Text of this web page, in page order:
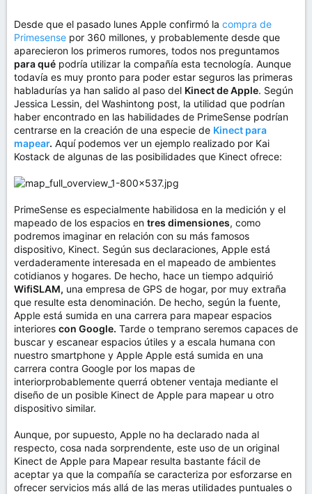
Desde que el pasado lunes Apple confirmó la compra de
Primesense por 360 millones, y probablemente desde que
aparecieron los primeros rumores, todos nos preguntamos
para qué podría utilizar la compañía esta tecnología. Aunque
todavía es muy pronto para poder estar seguros las primeras
habladurías ya han salido al paso del Kinect de Apple. Según
Jessica Lessin, del Washintong post, la utilidad que podrían
haber encontrado en las habilidades de PrimeSense podrían
centrarse en la creación de una especie de Kinect para
mapear. Aquí podemos ver un ejemplo realizado por Kai
Kostack de algunas de las posibilidades que Kinect ofrece:
PrimeSense es especialmente habilidosa en la medición y el
mapeado de los espacios en tres dimensiones, como
podremos imaginar en relación con su más famosos
dispositivo, Kinect. Según sus declaraciones, Apple está
verdaderamente interesada en el mapeado de ambientes
cotidianos y hogares. De hecho, hace un tiempo adquirió
WifiSLAM, una empresa de GPS de hogar, por muy extraña
que resulte esta denominación. De hecho, según la fuente,
Apple está sumida en una carrera para mapear espacios
interiores con Google. Tarde o temprano seremos capaces de
buscar y escanear espacios útiles y a escala humana con
nuestro smartphone y Apple Apple está sumida en una
carrera contra Google por los mapas de
interiorprobablemente querrá obtener ventaja mediante el
diseño de un posible Kinect de Apple para mapear u otro
dispositivo similar.
Aunque, por supuesto, Apple no ha declarado nada al
respecto, cosa nada sorprendente, este uso de un original
Kinect de Apple para Mapear resulta bastante fácil de
aceptar ya que la compañía se caracteriza por esforzarse en
ofrecer servicios más allá de las meras utilidades puntuales o